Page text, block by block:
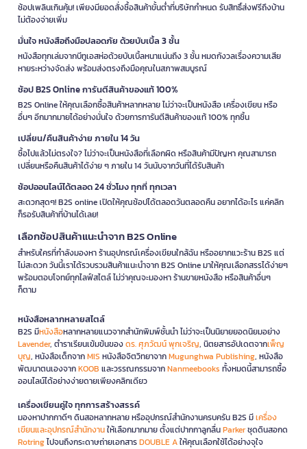
ช้อปเพลินเกินคุ้ม! เพียงมียอดสั่งซื้อสินค้าขั้นต่ำที่บริษัทกำหนด รับสิทธิ์ส่งฟรีถึงบ้าน
ไม่ต้องจ่ายเพิ่ม
มั่นใจ หนังสือถึงมือปลอดภัย ด้วยบับเบิ้ล 3 ชั้น
หนังสือทุกเล่มจากบีทูเอสห่อด้วยบับเบิ้ลหนาแน่นถึง 3 ชั้น หมดกังวลเรื่องความเสีย
หายระหว่างจัดส่ง พร้อมส่งตรงถึงมือคุณในสภาพสมบูรณ์
ช้อป B2S Online การันตีสินค้าของแท้ 100%
B2S Online ให้คุณเลือกซื้อสินค้าหลากหลาย ไม่ว่าจะเป็นหนังสือ เครื่องเขียน หรือ
อื่นๆ อีกมากมายได้อย่างมั่นใจ ด้วยการการันตีสินค้าของแท้ 100% ทุกชิ้น
เปลี่ยน/คืนสินค้าง่าย ภายใน 14 วัน
ซื้อไปแล้วไม่ตรงใจ? ไม่ว่าจะเป็นหนังสือที่เลือกผิด หรือสินค้ามีปัญหา คุณสามารถ
เปลี่ยนหรือคืนสินค้าได้ง่าย ๆ ภายใน 14 วันนับจากวันที่ได้รับสินค้า
ช้อปออนไลน์ได้ตลอด 24 ชั่วโมง ทุกที่ ทุกเวลา
สะดวกสุดๆ! B2S online เปิดให้คุณช้อปได้ตลอดวันตลอดคืน อยากได้อะไร แค่คลิก
ก็รอรับสินค้าที่บ้านได้เลย!
เลือกช้อปสินค้าแนะนำจาก B2S Online
สำหรับใครที่กำลังมองหา ร้านอุปกรณ์เครื่องเขียนใกล้ฉัน หรืออยากแวะร้าน B2S แต่
ไม่สะดวก วันนี้เราได้รวบรวมสินค้าแนะนำจาก B2S Online มาให้คุณเลือกสรรได้ง่ายๆ
พร้อมตอบโจทย์ทุกไลฟ์สไตล์ ไม่ว่าคุณจะมองหา ร้านขายหนังสือ หรือสินค้าอื่นๆ
ก็ตาม
หนังสือหลากหลายสไตล์
B2S มีหนังสือหลากหลายแนวจากสำนักพิมพ์ชั้นนำ ไม่ว่าจะเป็นนิยายยอดนิยมอย่าง
Lavender, ตำราเรียนเข้มข้นของดร. ศุภวัฒน์ พุกเจริญ, นิตยสารอัปเดตจากเพ็ญ
บุญ, หนังสือเด็กจากMIS หนังสือจิตวิทยาจากMugunghwa Publishing, หนังสือ
พัฒนาตนเองจากKOOB และวรรณกรรมจากNanmeebooks ทั้งหมดนี้สามารถซื้อ
ออนไลน์ได้อย่างง่ายดายเพียงคลิกเดียว
เครื่องเขียนคู่ใจ ทุกการสร้างสรรค์
มองหาปากกาดีๆ ดินสอหลากหลาย หรืออุปกรณ์สำนักงานครบครัน B2S มีเครื่อง
เขียนและอุปกรณ์สำนักงานให้เลือกมากมาย ตั้งแต่ปากกาลูกลื่นParkerชุดดินสอกด
Rotringไปจนถึงกระดาษถ่ายเอกสารDOUBLE Aให้คุณเลือกใช้ได้อย่างจุใจ